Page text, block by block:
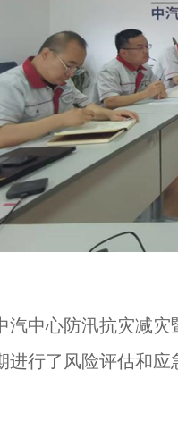
汽中心防汛抗灾减
进行了风险评估和